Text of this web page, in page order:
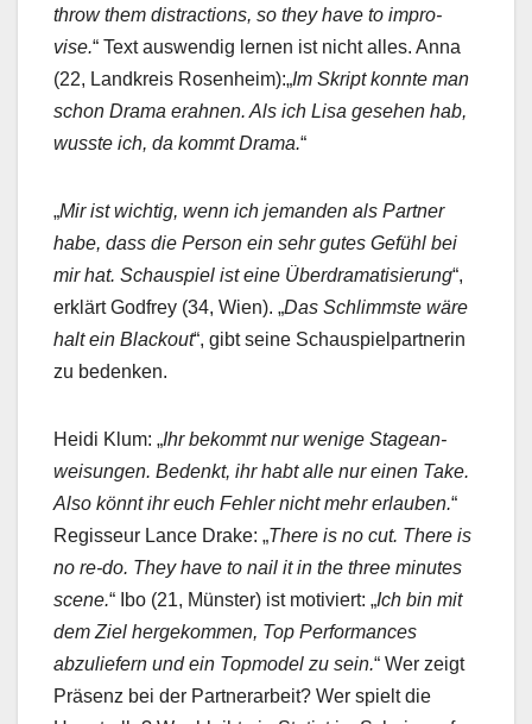
throw them dis­trac­tions, so they have to impro­
vise.“ Text auswendig ler­nen ist nicht alles. Anna
(22, Land­kreis Rosen­heim):„Im Skript kon­nte man
schon Dra­ma erah­nen. Als ich Lisa gese­hen hab,
wusste ich, da kommt Dra­ma.“
„Mir ist wichtig, wenn ich jeman­den als Part­ner
habe, dass die Per­son ein sehr gutes Gefühl bei
mir hat. Schaus­piel ist eine Über­drama­tisierung“,
erk­lärt God­frey (34, Wien). „Das Schlimm­ste wäre
halt ein Black­out“, gibt seine Schaus­piel­part­ner­in
zu bedenken.
Hei­di Klum: „Ihr bekommt nur wenige Stagean­
weisun­gen. Bedenkt, ihr habt alle nur einen Take.
Also kön­nt ihr euch Fehler nicht mehr erlauben.“
Regis­seur Lance Drake: „There is no cut. There is
no re-do. They have to nail it in the three min­utes
scene.“ Ibo (21, Mün­ster) ist motiviert: „Ich bin mit
dem Ziel hergekom­men, Top Per­for­mances
abzuliefern und ein Top­mod­el zu sein.“ Wer zeigt
Präsenz bei der Part­ner­ar­beit? Wer spielt die